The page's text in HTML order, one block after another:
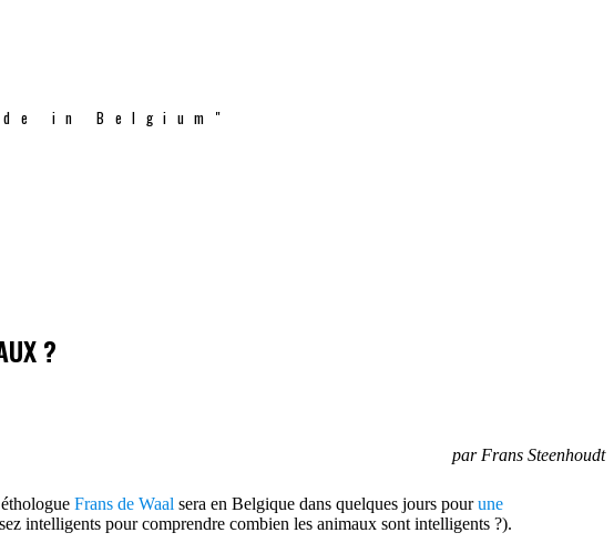
in Belgium"
?
par Frans Steenhoudt
Frans de Waal sera en Belgique dans quelques jours pourune
intelligents pour comprendre combien les animaux sont intelligents ?).